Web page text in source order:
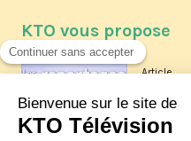
KTO vous propose
Article
Les